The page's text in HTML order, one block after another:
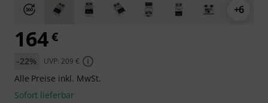
+6
164€
-22% UVP: 209 €
Alle Preise inkl. MwSt.
Sofort lieferbar